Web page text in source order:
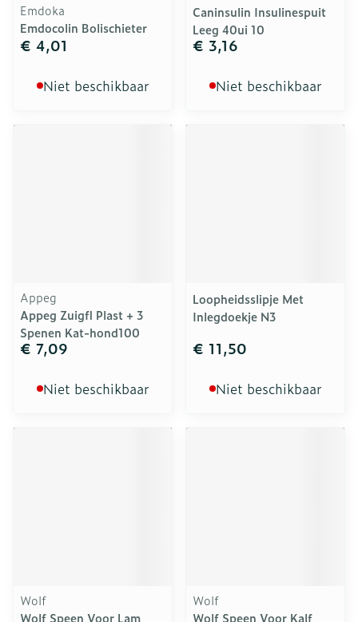
Emdoka
Emdocolin Bolischieter
€ 4,01
Niet beschikbaar
Caninsulin Insulinespuit
Leeg 40ui 10
€ 3,16
Niet beschikbaar
Appeg
Appeg Zuigfl Plast + 3
Spenen Kat-hond100
€ 7,09
Niet beschikbaar
Loopheidsslipje Met
Inlegdoekje N3
€ 11,50
Niet beschikbaar
Wolf
Wolf Speen Voor Lam
Wolf
Wolf Speen Voor Kalf